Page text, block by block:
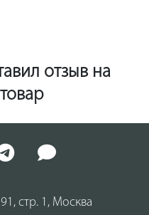
отзыв на
стр. 1, Москва